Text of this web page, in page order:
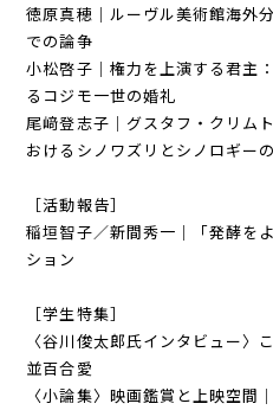
徳原真穂｜ルーヴル美術館海外
での論争
小松啓子｜権力を上演する君主
るコジモ一世の婚礼
尾﨑登志子｜グスタフ・クリ
おけるシノワズリとシノロギー
［活動報告］
稲垣智子／新間秀一｜「発酵
ション
［学生特集］
〈谷川俊太郎氏インタビュー〉
並百合愛
〈小論集〉映画鑑賞と上映空間